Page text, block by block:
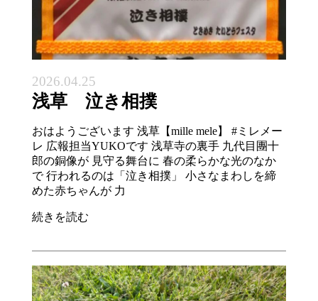
2026.04.25
浅草 泣き相撲
おはようございます 浅草【mille mele】 #ミレメー
レ 広報担当YUKOです 浅草寺の裏手 九代目團十
郎の銅像が 見守る舞台に 春の柔らかな光のなか
で 行われるのは「泣き相撲」 小さなまわしを締
めた赤ちゃんが 力
続きを読む